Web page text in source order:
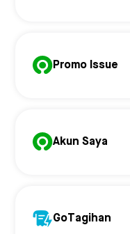
Promo Issue
Akun Saya
GoTagihan